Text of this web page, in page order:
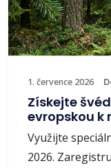
1. července 2026
Získejte
evropskou k
Využijte
2026.